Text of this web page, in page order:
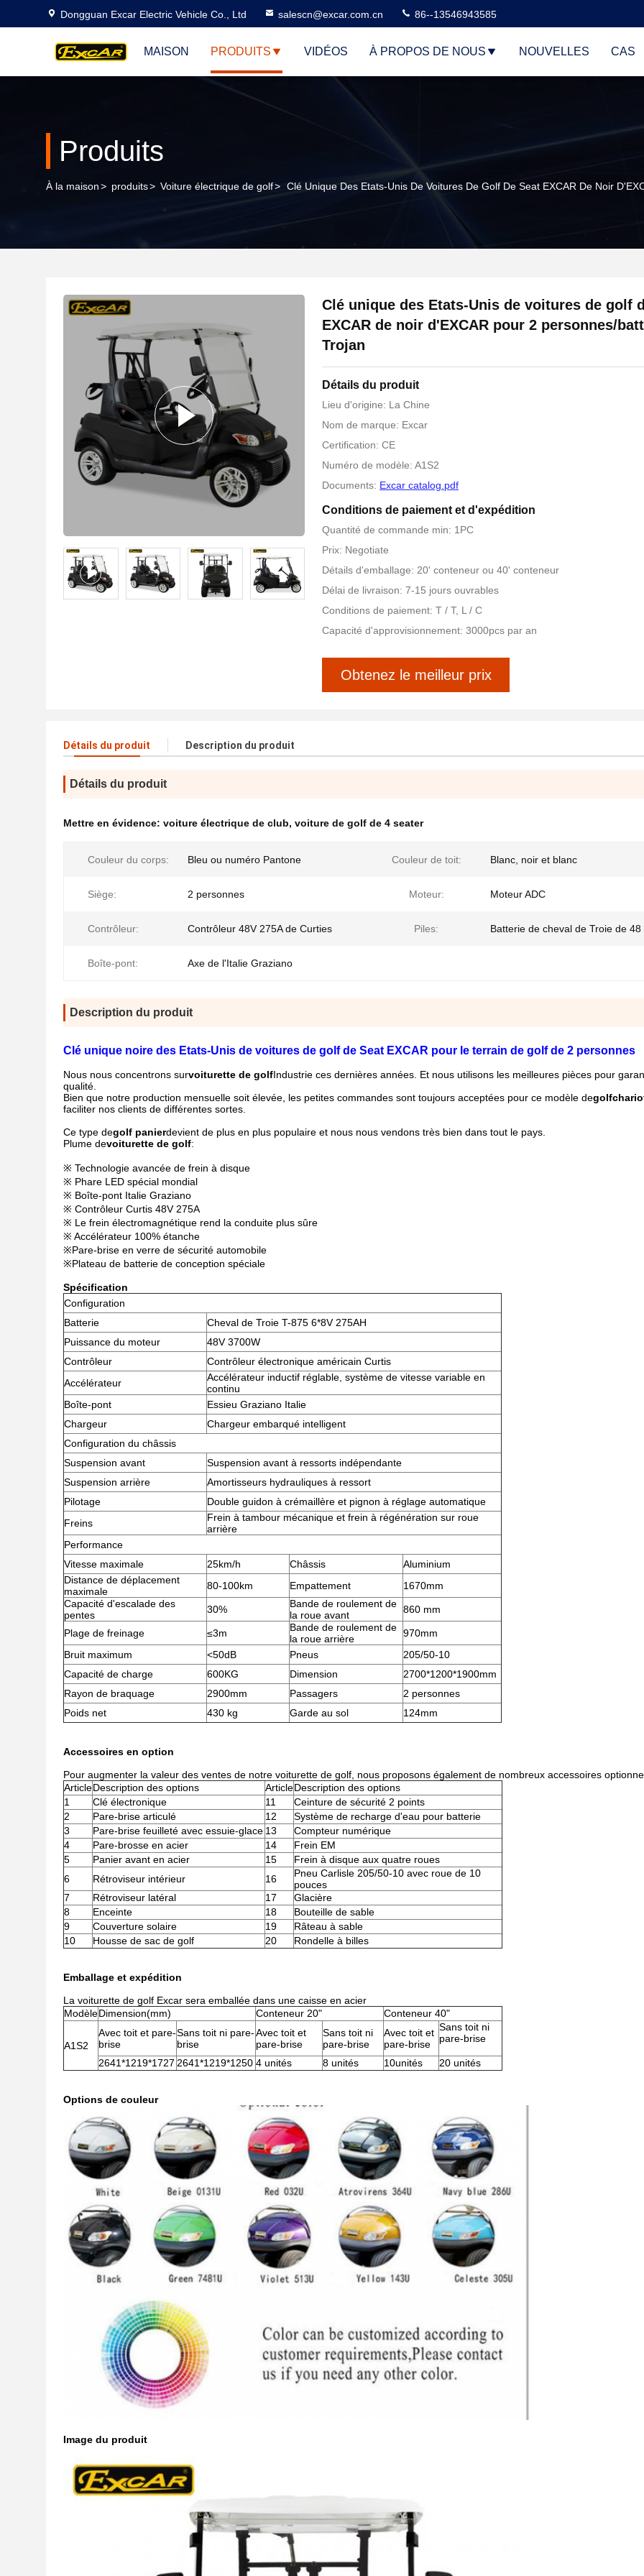
Dongguan Excar Electric Vehicle Co., Ltd salescn@excar.com.cn 86--13546943585
MAISON PRODUITS VIDÉOS À PROPOS DE NOUS NOUVELLES CAS
Produits
À la maison> produits> Voiture électrique de golf> Clé Unique Des Etats-Unis De Voitures De Golf De Seat EXCAR De Noir
Clé unique des Etats-Unis de voitures de golf
EXCAR de noir d'EXCAR pour 2 personnes/
Trojan
Détails du produit
Lieu d'origine: La Chine
Nom de marque: Excar
Certification: CE
Numéro de modèle: A1S2
Documents: Excar catalog.pdf
Conditions de paiement et d'expédition
Quantité de commande min: 1PC
Prix: Negotiate
Détails d'emballage: 20' conteneur ou 40' conteneur
Délai de livraison: 7-15 jours ouvrables
Conditions de paiement: T / T, L / C
Capacité d'approvisionnement: 3000pcs par an
Obtenez le meilleur prix
Détails du produit Description du produit
Détails du produit
Mettre en évidence: voiture électrique de club, voiture de golf de 4 seater
Couleur du corps: Bleu ou numéro Pantone Couleur de toit: Blanc, noir et blanc
Siège: 2 personnes Moteur: Moteur ADC
Contrôleur: Contrôleur 48V 275A de Curties Piles: Batterie de cheval de Troie de 48
Boîte-pont: Axe de l'Italie Graziano
Description du produit
Clé unique noire des Etats-Unis de voitures de golf de Seat EXCAR pour le terrain de golf de 2 personnes
Nous nous concentrons survoiturette de golfIndustrie ces dernières années. Et nous utilisons les meilleures pièces pour
qualité.
Bien que notre production mensuelle soit élevée, les petites commandes sont toujours acceptées pour ce modèle degolf
faciliter nos clients de différentes sortes.
Ce type degolf panierdevient de plus en plus populaire et nous nous vendons très bien dans tout le pays.
Plume devoiturette de golf:
※ Technologie avancée de frein à disque
※ Phare LED spécial mondial
※ Boîte-pont Italie Graziano
※ Contrôleur Curtis 48V 275A
※ Le frein électromagnétique rend la conduite plus sûre
※ Accélérateur 100% étanche
※Pare-brise en verre de sécurité automobile
※Plateau de batterie de conception spéciale
Spécification
Configuration
Batterie
Cheval de Troie T-875 6*8V 275AH
Puissance du moteur
48V 3700W
Contrôleur
Contrôleur électronique américain Curtis
Accélérateur
Accélérateur inductif réglable, système de vitesse variable en
continu
Boîte-pont
Essieu Graziano Italie
Chargeur
Chargeur embarqué intelligent
Configuration du châssis
Suspension avant
Suspension avant à ressorts indépendante
Suspension arrière
Amortisseurs hydrauliques à ressort
Pilotage
Double guidon à crémaillère et pignon à réglage automatique
Freins
Frein à tambour mécanique et frein à régénération sur roue
arrière
Performance
Vitesse maximale
25km/h Châssis
Aluminium
Distance de déplacement
maximale
80-100km Empattement
1670mm
Capacité d'escalade des
pentes
30%
Bande de roulement de
la roue avant
860 mm
Plage de freinage ≤3m
Bande de roulement de
la roue arrière
970mm
Bruit maximum
<50dB Pneus
205/50-10
Capacité de charge
600KG Dimension
2700*1200*1900mm
Rayon de braquage
2900mm Passagers
2 personnes
Poids net
430 kg Garde au sol 124mm
Accessoires en option
Pour augmenter la valeur des ventes de notre voiturette de golf, nous proposons également de nombreux accessoires
ArticleDescription des options ArticleDescription des options
1
Clé électronique 11
Ceinture de sécurité 2 points
2
Pare-brise articulé 12
Système de recharge d'eau pour batterie
3
Pare-brise feuilleté avec essuie-glace 13
Compteur numérique
4
Pare-brosse en acier 14
Frein EM
5
Panier avant en acier 15
Frein à disque aux quatre roues
6
Rétroviseur intérieur 16
Pneu Carlisle 205/50-10 avec roue de 10
pouces
7
Rétroviseur latéral 17
Glacière
8
Enceinte 18
Bouteille de sable
9
Couverture solaire 19
Râteau à sable
10
Housse de sac de golf 20 Rondelle à billes
Emballage et expédition
La voiturette de golf Excar sera emballée dans une caisse en acier
ModèleDimension(mm) Conteneur 20" Conteneur 40"
A1S2
Avec toit et pare-
brise
Sans toit ni pare-
brise
Avec toit et
pare-brise
Sans toit ni
pare-brise
Avec toit et
pare-brise
Sans toit ni
pare-brise
2641*1219*1727 2641*1219*1250 4 unités 8 unités 10unités 20 unités
Options de couleur
Image du produit